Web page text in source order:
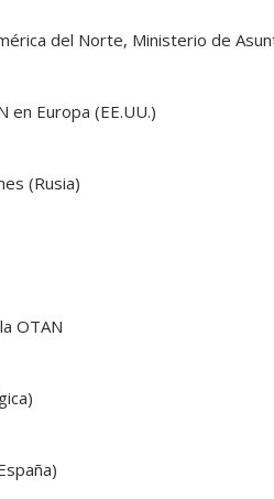
del Norte, Ministerio de
en Europa (EE.UU.)
(Rusia)
OTAN